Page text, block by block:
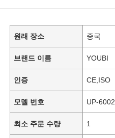
원래 장소 중국
브랜드 이름 YOUBI
인증 CE,ISO
모델 번호 UP-6002
최소 주문 수량 1